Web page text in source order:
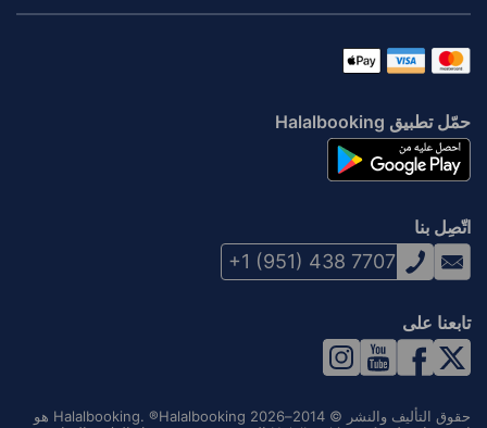
حمّل تطبيق Halalbooking
اتّصِل بنا
+1 (951) 438 7707
تابعنا على
حقوق التأليف والنشر © 2014–2026 Halalbooking. ®Halalbooking هو